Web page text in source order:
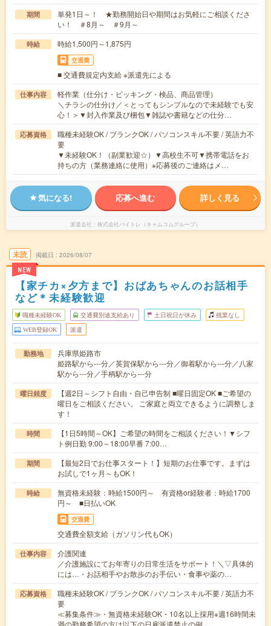
期間
単発1日～！ ★勤務開始日や期間はお気軽にご相談くださ
い！ ＃8月～ ＃9月～
時給 時給1,500円～1,875円
交通費
■ 交通費規定内支給 ※派遣先による
仕事内容
軽作業（仕分け・ピッキング・検品、商品管理）
＼チラシの仕分け／＜とってもシンプルなので未経験でも安
心！＞▼封入作業及び梱包▼雑誌や書籍などの仕分…
応募資格
職種未経験OK / ブランクOK / パソコンスキル不要 / 英語力不
要
▼未経験OK！（副業歓迎☆）▼高校生不可▼携帯電話をお
持ちの方（業務連絡に使用）※応募後のご連絡はメ…
気になる! 応募へ進む 詳しく見る
派遣会社 株式会社バイトレ（キャムコムグループ）
未読
NEW
掲載日 2026/08/07
【家チカ×夕方まで】おばあちゃんのお話相手
など＊未経験歓迎
職種未経験OK 交通費別途支給あり 土日祝日が休み 残業なし
WEB登録OK 派遣
勤務地
兵庫県姫路市
姫路駅から---分／英賀保駅から---分／御着駅から---分／八家
駅から---分／手柄駅から---分
曜日頻度
【週2日～シフト自由・自己申告制 ■曜日固定OK ■ご希望の
曜日をご相談ください。 ご家庭と両立できるように調整しま
す！
時間
【1日5時間～OK】ご希望の時間をご相談ください！▼シフ
ト例日勤 9:00～18:00早番 7:00…
期間
【最短2日でお仕事スタート！】短期のお仕事です。まずは
お試しで1ヶ月～もOK！
時給
無資格未経験：時給1500円～ 有資格or経験者：時給1700
円～ ■日払いOK
交通費
交通費全額支給（ガソリン代もOK）
仕事内容
介護関連
／介護施設にてお年寄りの日常生活をサポート！＼▽具体的
には…・お話相手やお散歩のお手伝い・食事や薬の…
応募資格
職種未経験OK / ブランクOK / パソコンスキル不要 / 英語力不
要
≪募集条件≫・無資格未経験OK・10名以上採用※週16時間未
満の勤務希望の方は以下の日雇派遣禁止の例…